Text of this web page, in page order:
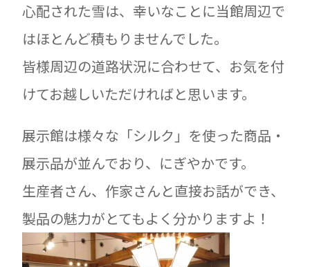
心配された雪は、幸いなことに当館周辺で
はほとんど積もりませんでした。
皆様周辺の道路状況に合わせて、お気を付
けてお越しいただければと思います。
展示館は様々な「シルク」を使った商品・
展示品が並んでおり、にぎやかです。
生産者さん、作家さんと直接お話ができ、
製品の魅力がとてもよく分かりますよ！